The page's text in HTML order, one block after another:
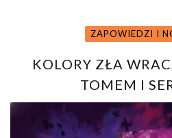
ZAPOWIEDZI I
KOLORY ZŁA
TOMEM I